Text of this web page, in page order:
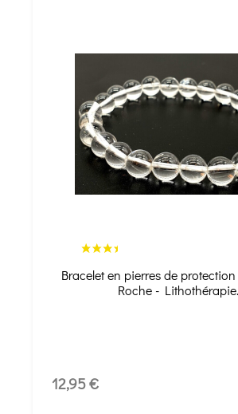
Bracelet en pierres de
Roche - Lithothérapie.
12,95 €